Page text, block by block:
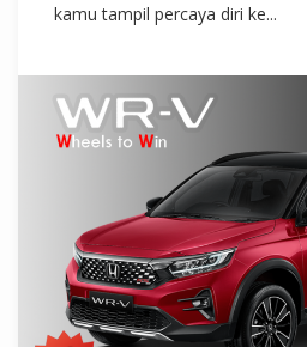
kamu tampil percaya diri ke...